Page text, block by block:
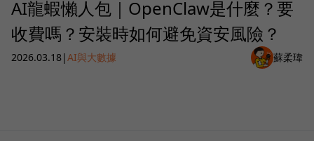
AI龍蝦懶人包｜OpenClaw是什麼？要
收費嗎？安裝時如何避免資安風險？
2026.03.18|AI與大數據 蘇柔瑋